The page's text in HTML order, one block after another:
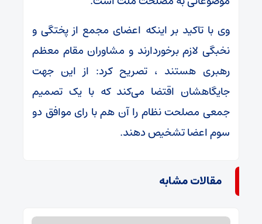
وی با تاکید بر اینکه اعضای مجمع از پختگی و
نخبگی لازم برخوردارند و مشاوران مقام معظم
رهبری هستند ، تصریح کرد: از این جهت
جایگاهشان اقتضا می‌کند که با یک تصمیم
جمعی مصلحت نظام را آن هم با رای موافق دو
سوم اعضا تشخیص دهند.
مقالات مشابه